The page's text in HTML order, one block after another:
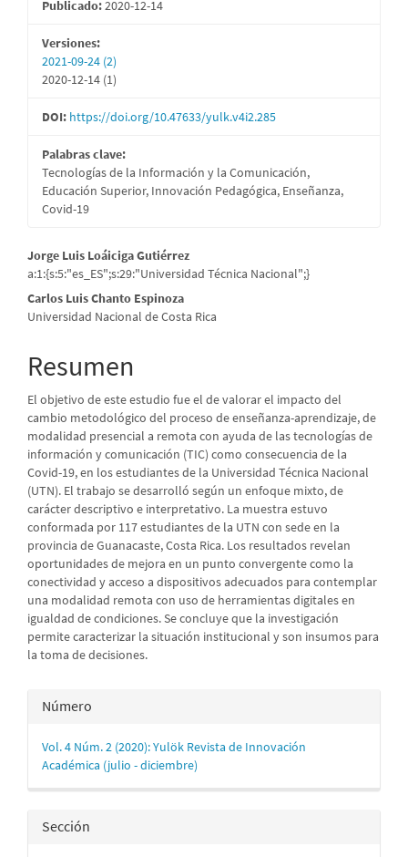
Publicado:2020-12-14
Versiones:
2021-09-24 (2)
2020-12-14 (1)
DOI: https://doi.org/10.47633/yulk.v4i2.285
Palabras clave:
Tecnologías de la Información y la Comunicación,
Educación Superior, Innovación Pedagógica, Enseñanza,
Covid-19
Contenido
principal
del
artículo
Jorge Luis Loáiciga Gutiérrez
a:1:{s:5:"es_ES";s:29:"Universidad Técnica Nacional";}
Carlos Luis Chanto Espinoza
Universidad Nacional de Costa Rica
Resumen
El objetivo de este estudio fue el de valorar el impacto del
cambio metodológico del proceso de enseñanza-aprendizaje, de
modalidad presencial a remota con ayuda de las tecnologías de
información y comunicación (TIC) como consecuencia de la
Covid-19, en los estudiantes de la Universidad Técnica Nacional
(UTN). El trabajo se desarrolló según un enfoque mixto, de
carácter descriptivo e interpretativo. La muestra estuvo
conformada por 117 estudiantes de la UTN con sede en la
provincia de Guanacaste, Costa Rica. Los resultados revelan
oportunidades de mejora en un punto convergente como la
conectividad y acceso a dispositivos adecuados para contemplar
una modalidad remota con uso de herramientas digitales en
igualdad de condiciones. Se concluye que la investigación
permite caracterizar la situación institucional y son insumos para
la toma de decisiones.
Detalles
del
artículo
Número
Vol. 4 Núm. 2 (2020): Yulök Revista de Innovación
Académica (julio - diciembre)
Sección